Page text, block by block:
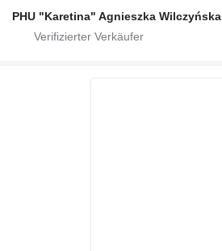
PHU "Karetina" Agnieszka Wilczyńska